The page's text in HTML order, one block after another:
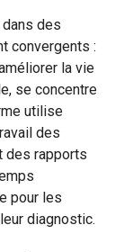
des
convergents :
la vie
se concentre
utilise
des
des rapports
pour les
diagnostic.